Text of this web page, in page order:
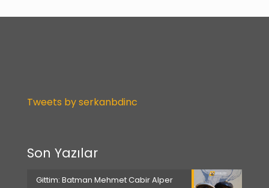
Tweets by serkanbdinc
Son Yazılar
Gittim: Batman Mehmet Cabir Alper